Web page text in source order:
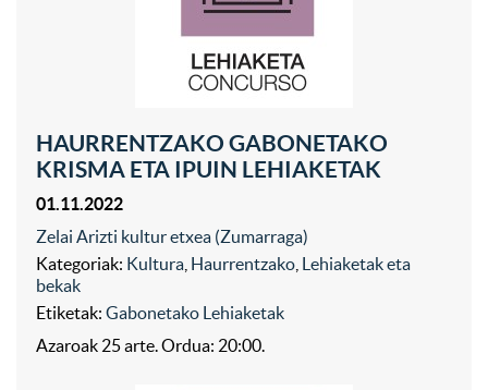
HAURRENTZAKO GABONETAKO
KRISMA ETA IPUIN LEHIAKETAK
01.11.2022
Zelai Arizti kultur etxea (Zumarraga)
Kategoriak: Kultura Haurrentzako Lehiaketak eta
bekak
Etiketak: Gabonetako Lehiaketak
Azaroak 25 arte. Ordua: 20:00.